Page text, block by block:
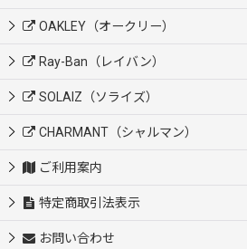
OAKLEY（オークリー）
Ray-Ban（レイバン）
SOLAIZ（ソライズ）
CHARMANT（シャルマン）
ご利用案内
特定商取引法表示
お問い合わせ